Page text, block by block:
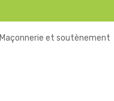
Maçonnerie et soutènement